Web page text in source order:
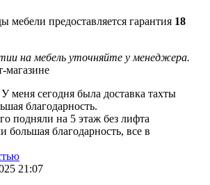
мебели предоставляется гарантия 18
на мебель уточняйте у менеджера.
магазине
меня сегодня была доставка тахты
благодарность.
подняли на 5 этаж без лифта
большая благодарность, все в
21:07